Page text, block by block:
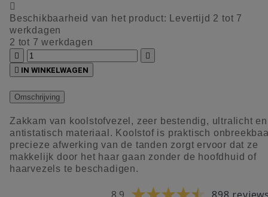

Beschikbaarheid van het product:
Levertijd 2 tot 7
werkdagen
2 tot 7 werkdagen


 IN WINKELWAGEN
Omschrijving
Zakkam van koolstofvezel, zeer bestendig, ultralicht en
antistatisch materiaal. Koolstof is praktisch
precieze afwerking van de tanden zorgt ervoor dat ze
makkelijk door het haar gaan zonder de hoofdhuid of
haarvezels te beschadigen.